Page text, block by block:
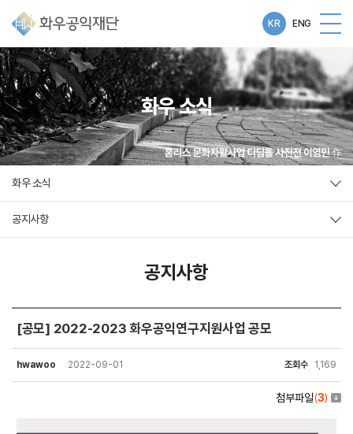
KR ENG
화우 소식
화우 소식
공지사항
공지사항
[공모] 2022-2023 화우공익연구지원사업 공모
hwawoo 2022-09-01 조회수 1,169
첨부파일(3)